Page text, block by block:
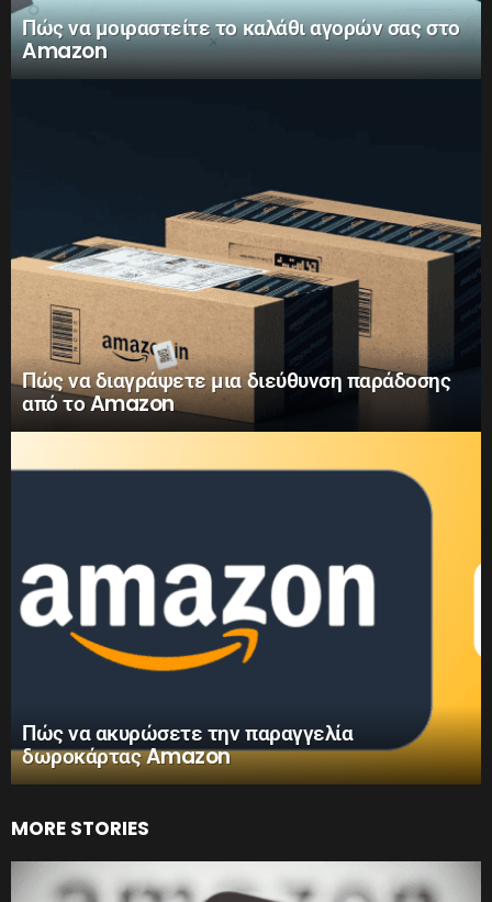
Πώς να μοιραστείτε το καλάθι αγορών σας στο
Amazon
Πώς να διαγράψετε μια διεύθυνση παράδοσης
από το Amazon
Πώς να ακυρώσετε την παραγγελία
δωροκάρτας Amazon
MORE STORIES